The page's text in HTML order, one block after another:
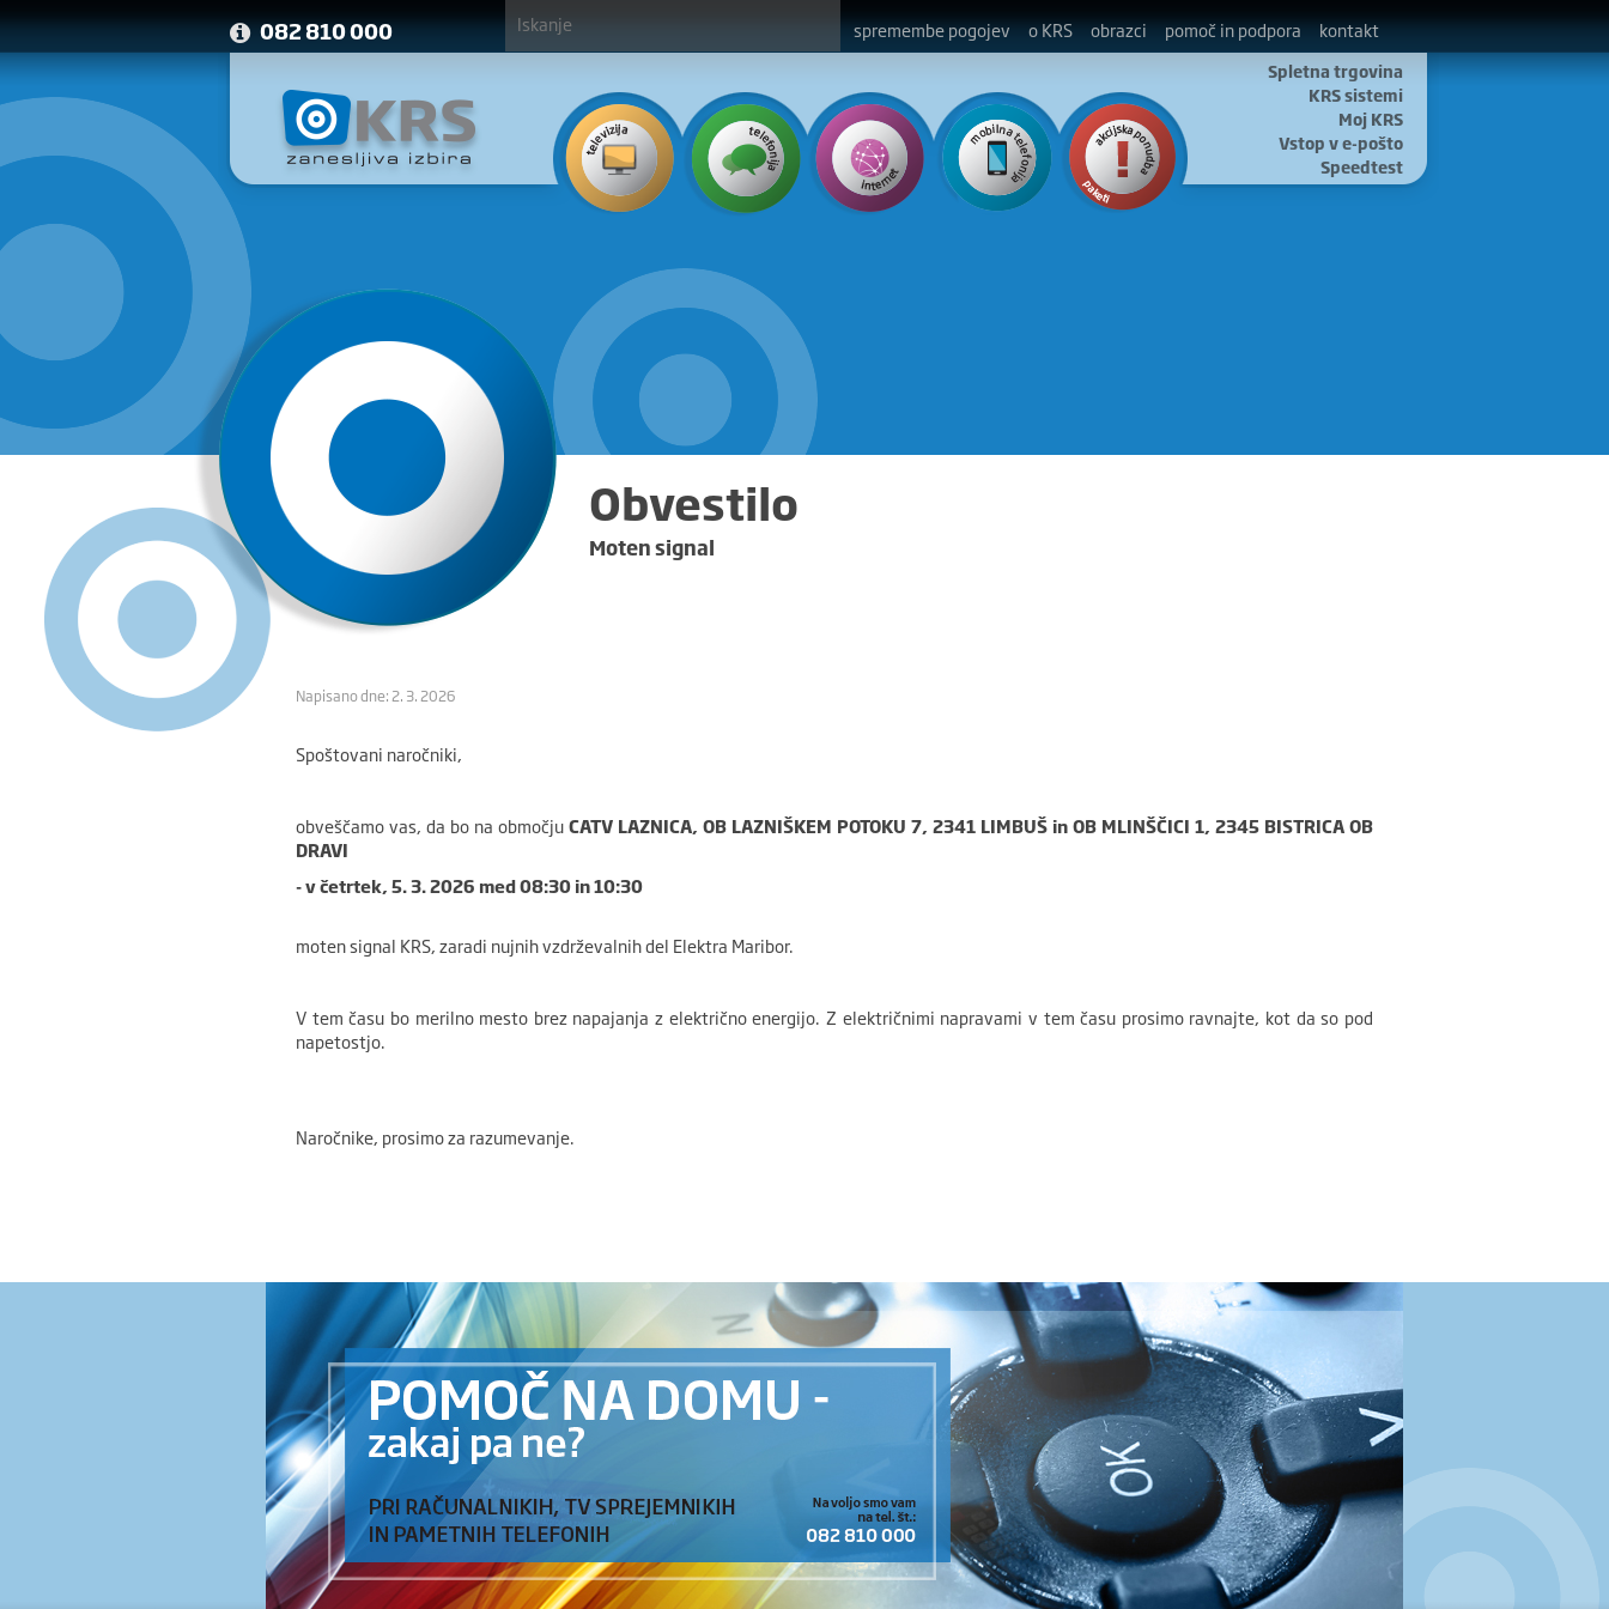
082 810 000 spremembe pogojev o KRS obrazci pomoč in podpora kontakt
Spletna trgovina
KRS sistemi
Moj KRS
Vstop v e-pošto
Speedtest
Obvestilo
Moten signal
Napisano dne: 2. 3. 2026
Spoštovani naročniki,
obveščamo vas, da bo na območjuCATV LAZNICA, OB LAZNIŠKEM POTOKU 7, 2341 LIMBUŠ in OB MLINŠČICI 1, 2345 BISTRICA OB
DRAVI
- v četrtek, 5. 3. 2026 med 08:30 in 10:30
moten signal KRS, zaradi nujnih vzdrževalnih del Elektra Maribor.
V tem času bo merilno mesto brez napajanja z električno energijo. Z električnimi napravami v tem času prosimo ravnajte, kot da so pod
napetostjo.
Naročnike, prosimo za razumevanje.